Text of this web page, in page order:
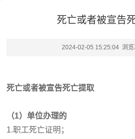
死亡或者被宣告
2024-02-05 15:25:04 浏览
死亡或者被宣告死亡提取
（1）单位办理的
1.职工死亡证明；